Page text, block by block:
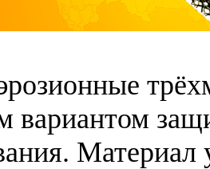
вариантом
Материал